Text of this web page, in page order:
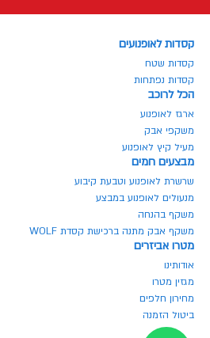
קסדות לאופנועים
קסדות שטח
קסדות נפתחות
הכל לרוכב
ארגז לאופנוע
משקפי אבק
מעיל קיץ לאופנוע
מבצעים חמים
שרשרת לאופנוע וטבעת קיבוע
מנעולים לאופנוע במבצע
משקף בהנחה
משקף אבק מתנה ברכישת קסדת WOLF
מטרו אביזרים
אודותינו
מגזין מטרו
מחירון חלפים
ביטול הזמנה